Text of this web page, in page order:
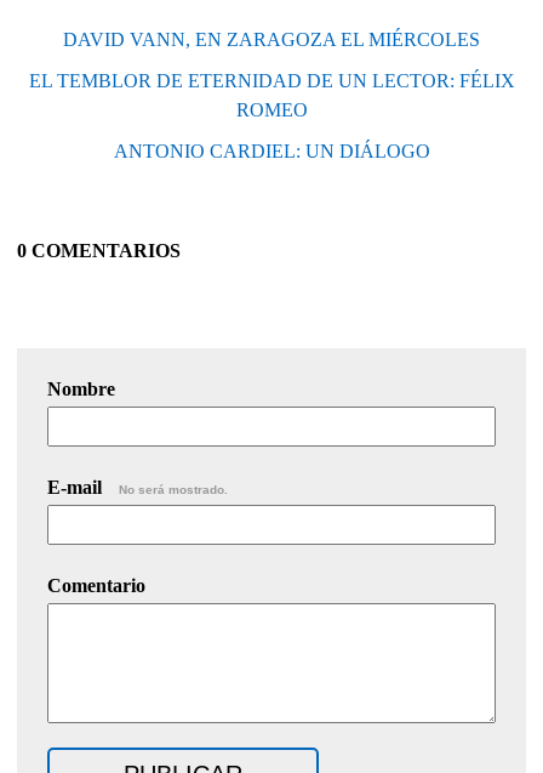
DAVID VANN, EN ZARAGOZA EL MIÉRCOLES
EL TEMBLOR DE ETERNIDAD DE UN LECTOR: FÉLIX
ROMEO
ANTONIO CARDIEL: UN DIÁLOGO
0 COMENTARIOS
Nombre
E-mail No será mostrado.
Comentario